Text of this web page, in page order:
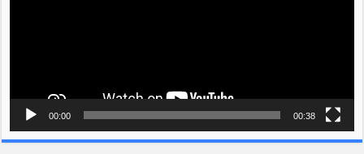
00:00 00:38